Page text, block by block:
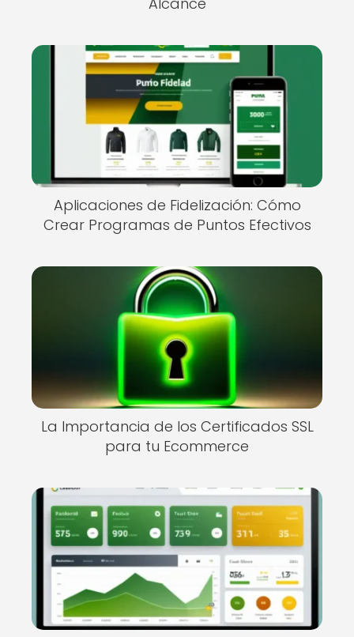
Aplicaciones de Fidelización: Cómo
Crear Programas de Puntos Efectivos
La Importancia de los Certificados SSL
para tu Ecommerce